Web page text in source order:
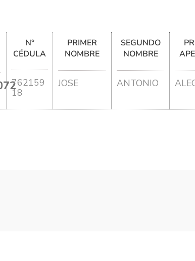
N°
CÉDULA
762159
18
PRIMER
NOMBRE
JOSE
SEGUNDO
NOMBRE
ANTONIO